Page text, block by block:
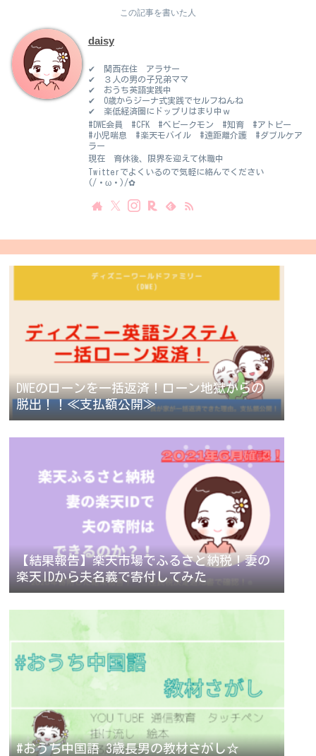
この記事を書いた人
daisy
✔ 関西在住 アラサー
✔ ３人の男の子兄弟ママ
✔ おうち英語実践中
✔ 0歳からジーナ式実践でセルフねんね
✔ 楽低経済圏にドップリはまり中ｗ
#DWE会員 #CFK #ベビークモン #知育 #アトピー
#小児喘息 #楽天モバイル #遠距離介護 #ダブルケア
ラー
現在 育休後、限界を迎えて休職中
Twitterでよくいるので気軽に絡んでください
(/・ω・)/✿
DWEのローンを一括返済！ローン地獄からの
脱出！！≪支払額公開≫
【結果報告】楽天市場でふるさと納税！妻の
楽天IDから夫名義で寄付してみた
#おうち中国語 3歳長男の教材さがし☆